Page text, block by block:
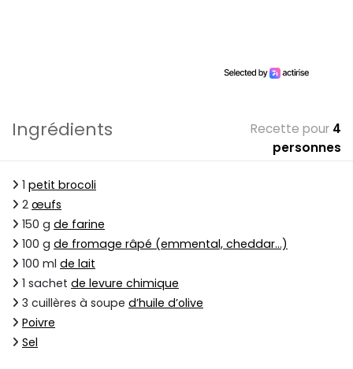
Ingrédients Recette pour 4
personnes
1 petit brocoli
2 œufs
150 g de farine
100 g de fromage râpé (emmental, cheddar…)
100 ml de lait
1 sachet de levure chimique
3 cuillères à soupe d’huile d’olive
Poivre
Sel